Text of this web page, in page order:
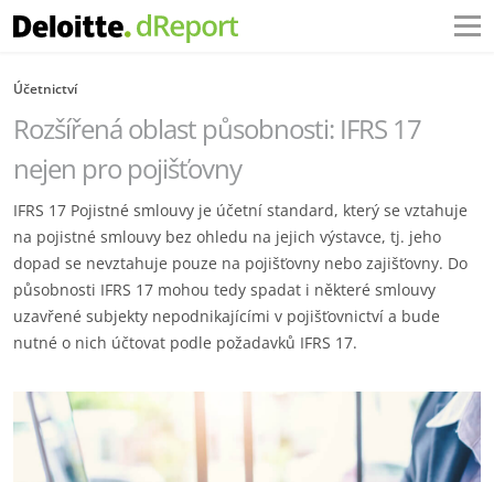
Účetnictví
Rozšířená oblast působnosti: IFRS 17
nejen pro pojišťovny
IFRS 17 Pojistné smlouvy je účetní standard, který se vztahuje
na pojistné smlouvy bez ohledu na jejich výstavce, tj. jeho
dopad se nevztahuje pouze na pojišťovny nebo zajišťovny. Do
působnosti IFRS 17 mohou tedy spadat i některé smlouvy
uzavřené subjekty nepodnikajícími v pojišťovnictví a bude
nutné o nich účtovat podle požadavků IFRS 17.